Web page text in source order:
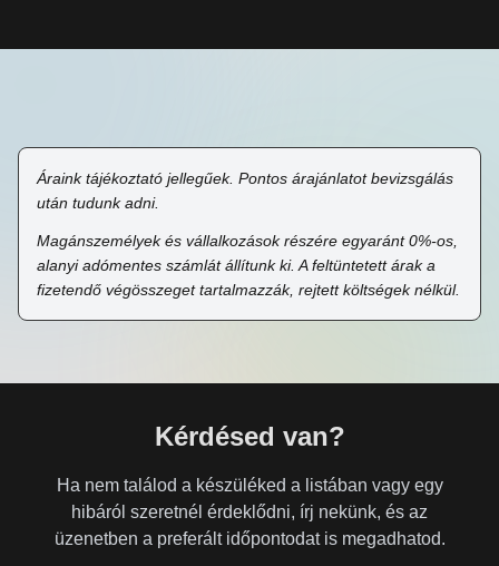
Áraink tájékoztató jellegűek. Pontos árajánlatot bevizsgálás
után tudunk adni.
Magánszemélyek és vállalkozások részére egyaránt 0%-os,
alanyi adómentes számlát állítunk ki. A feltüntetett árak a
fizetendő végösszeget tartalmazzák, rejtett költségek nélkül.
Kérdésed van?
Ha nem találod a készüléked a listában vagy egy
hibáról szeretnél érdeklődni, írj nekünk, és az
üzenetben a preferált időpontodat is megadhatod.